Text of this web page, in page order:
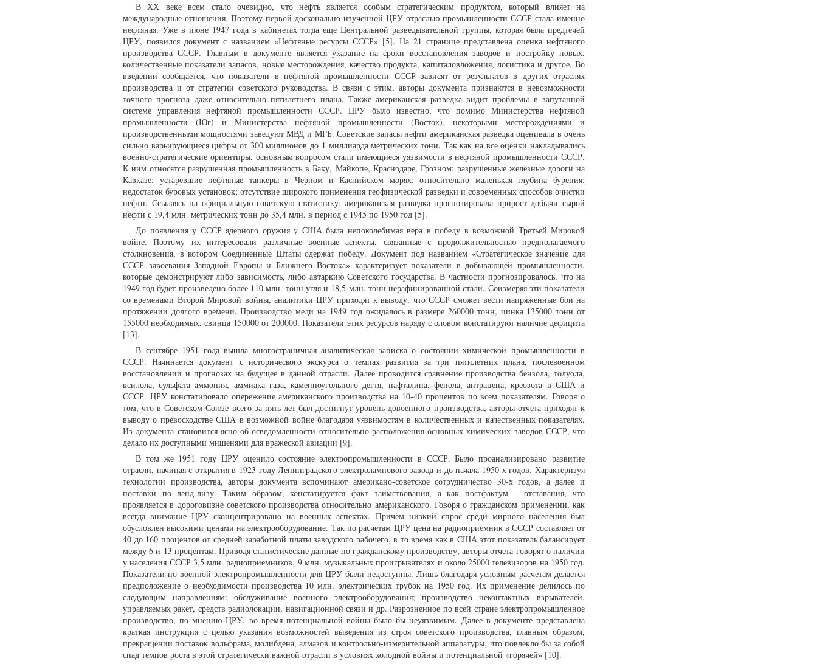
В XX веке всем стало очевидно, что нефть является особым стратегическим продуктом, который влияет на
международные отношения. Поэтому первой досконально изученной ЦРУ отраслью промышленности СССР стала именно
нефтяная. Уже в июне 1947 года в кабинетах тогда еще Центральной разведывательной группы, которая была предтечей
ЦРУ, появился документ с названием «Нефтяные ресурсы СССР» [5]. На 21 странице представлена оценка нефтяного
производства СССР. Главным в документе является указание на сроки восстановления заводов и постройку новых,
количественные показатели запасов, новые месторождения, качество продукта, капиталовложения, логистика и другое. Во
введении сообщается, что показатели в нефтяной промышленности СССР зависят от результатов в других отраслях
производства и от стратегии советского руководства. В связи с этим, авторы документа признаются в невозможности
точного прогноза даже относительно пятилетнего плана. Также американская разведка видит проблемы в запутанной
системе управления нефтяной промышленности СССР. ЦРУ было известно, что помимо Министерства нефтяной
промышленности (Юг) и Министерства нефтяной промышленности (Восток), некоторыми месторождениями и
производственными мощностями заведуют МВД и МГБ. Советские запасы нефти американская разведка оценивала в очень
сильно варьирующиеся цифры от 300 миллионов до 1 миллиарда метрических тонн. Так как на все оценки накладывались
военно-стратегические ориентиры, основным вопросом стали имеющиеся уязвимости в нефтяной промышленности СССР.
К ним относятся разрушенная промышленность в Баку, Майкопе, Краснодаре, Грозном; разрушенные железные дороги на
Кавказе; устаревшие нефтяные танкеры в Черном и Каспийском морях; относительно маленькая глубина бурения;
недостаток буровых установок; отсутствие широкого применения геофизической разведки и современных способов очистки
нефти. Ссылаясь на официальную советскую статистику, американская разведка прогнозировала прирост добычи сырой
нефти с 19,4 млн. метрических тонн до 35,4 млн. в период с 1945 по 1950 год [5].
До появления у СССР ядерного оружия у США была непоколебимая вера в победу в возможной Третьей Мировой
войне. Поэтому их интересовали различные военные аспекты, связанные с продолжительностью предполагаемого
столкновения, в котором Соединенные Штаты одержат победу. Документ под названием «Стратегическое значение для
СССР завоевания Западной Европы и Ближнего Востока» характеризует показатели в добывающей промышленности,
которые демонстрируют либо зависимость, либо автаркию Советского государства. В частности прогнозировалось, что на
1949 год будет произведено более 110 млн. тонн угля и 18,5 млн. тонн нерафинированной стали. Соизмеряя эти показатели
со временами Второй Мировой войны, аналитики ЦРУ приходят к выводу, что СССР сможет вести напряженные бои на
протяжении долгого времени. Производство меди на 1949 год ожидалось в размере 260000 тонн, цинка 135000 тонн от
155000 необходимых, свинца 150000 от 200000. Показатели этих ресурсов наряду с оловом констатируют наличие дефицита
[13].
В сентябре 1951 года вышла многостраничная аналитическая записка о состоянии химической промышленности в
СССР. Начинается документ с исторического экскурса о темпах развития за три пятилетних плана, послевоенном
восстановлении и прогнозах на будущее в данной отрасли. Далее проводится сравнение производства бензола, толуола,
ксилола, сульфата аммония, аммиака газа, каменноугольного дегтя, нафталина, фенола, антрацена, креозота в США и
СССР. ЦРУ констатировало опережение американского производства на 10-40 процентов по всем показателям. Говоря о
том, что в Советском Союзе всего за пять лет был достигнут уровень довоенного производства, авторы отчета приходят к
выводу о превосходстве США в возможной войне благодаря уязвимостям в количественных и качественных показателях.
Из документа становится ясно об осведомленности относительно расположения основных химических заводов СССР, что
делало их доступными мишенями для вражеской авиации [9].
В том же 1951 году ЦРУ оценило состояние электропромышленности в СССР. Было проанализировано развитие
отрасли, начиная с открытия в 1923 году Ленинградского электролампового завода и до начала 1950-х годов. Характеризуя
технологии производства, авторы документа вспоминают американо-советское сотрудничество 30-х годов, а далее и
поставки по ленд-лизу. Таким образом, констатируется факт заимствования, а как постфактум – отставания, что
проявляется в дороговизне советского производства относительно американского. Говоря о гражданском применении, как
всегда внимание ЦРУ сконцентрировано на военных аспектах. Причём низкий спрос среди мирного населения был
обусловлен высокими ценами на электрооборудование. Так по расчетам ЦРУ цена на радиоприемник в СССР составляет от
40 до 160 процентов от средней заработной платы заводского рабочего, в то время как в США этот показатель балансирует
между 6 и 13 процентам. Приводя статистические данные по гражданскому производству, авторы отчета говорят о наличии
у населения СССР 3,5 млн. радиоприемников, 9 млн. музыкальных проигрывателях и около 25000 телевизоров на 1950 год.
Показатели по военной электропромышленности для ЦРУ были недоступны. Лишь благодаря условным расчетам делается
предположение о необходимости производства 10 млн. электрических трубок на 1950 год. Их применение делилось по
следующим направлениям: обслуживание военного электрооборудования; производство неконтактных взрывателей,
управляемых ракет, средств радиолокации, навигационной связи и др. Разрозненное по всей стране электропромышленное
производство, по мнению ЦРУ, во время потенциальной войны было бы неуязвимым. Далее в документе представлена
краткая инструкция с целью указания возможностей выведения из строя советского производства, главным образом,
прекращении поставок вольфрама, молибдена, алмазов и контрольно-измерительной аппаратуры, что повлекло бы за собой
спад темпов роста в этой стратегически важной отрасли в условиях холодной войны и потенциальной «горячей» [10].